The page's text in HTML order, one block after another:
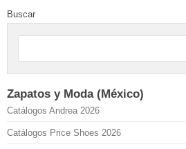
Buscar
Zapatos y Moda (México)
Catálogos Andrea 2026
Catálogos Price Shoes 2026